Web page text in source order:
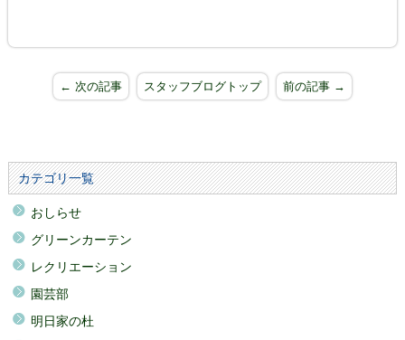
← 次の記事 スタッフブログトップ 前の記事 →
カテゴリ一覧
おしらせ
グリーンカーテン
レクリエーション
園芸部
明日家の杜